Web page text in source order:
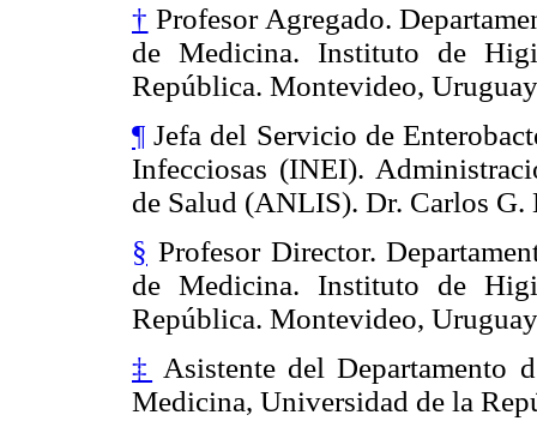
† Profesor Agregado.
de Medicina. Instituto de
República. Montevideo,
¶ Jefa del Servicio de
Infecciosas (INEI).
de Salud (ANLIS). Dr. Carlos
§ Profesor Director.
de Medicina. Instituto de
República. Montevideo,
‡ Asistente del Departamento
Medicina, Universidad de la